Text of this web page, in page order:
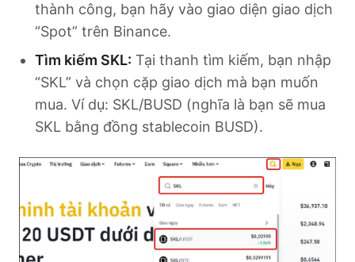
thành công, bạn hãy vào giao diện giao dịch
“Spot” trên Binance.
Tìm kiếm SKL: Tại thanh tìm kiếm, bạn nhập
“SKL” và chọn cặp giao dịch mà bạn muốn
mua. Ví dụ: SKL/BUSD (nghĩa là bạn sẽ mua
SKL bằng đồng stablecoin BUSD).